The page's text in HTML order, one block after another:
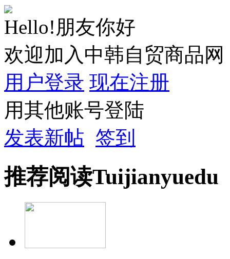
Hello!朋友你好
欢迎加入中韩自贸商品网
用户登录 现在注册
用其他账号登陆
发表新帖 签到
推荐阅读Tuijianyuedu